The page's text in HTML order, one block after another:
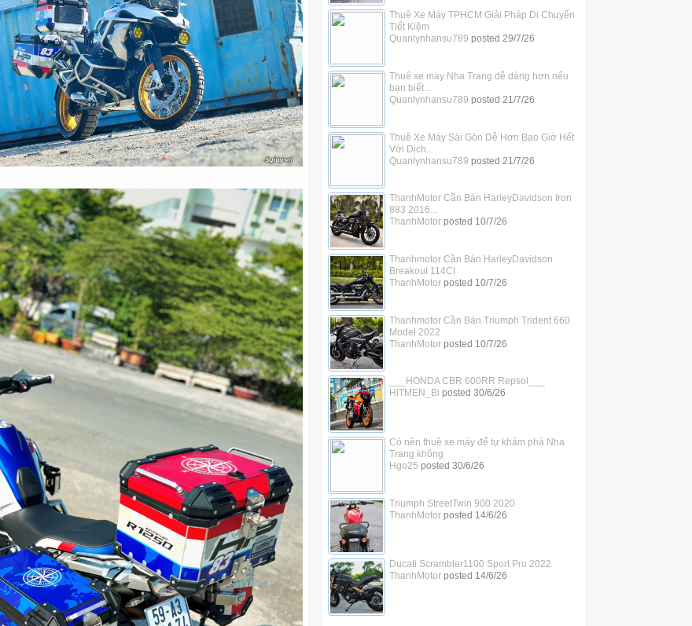
Thuê Xe Máy TPHCM Giải Pháp Di Chuyển
Tiết Kiệm
Quanlynhansu789 posted 29/7/26
Thuê xe máy Nha Trang dễ dàng hơn nếu
bạn biết...
Quanlynhansu789 posted 21/7/26
Thuê Xe Máy Sài Gòn Dễ Hơn Bao Giờ Hết
Với Dịch...
Quanlynhansu789 posted 21/7/26
ThanhMotor Cần Bán HarleyDavidson Iron
883 2016...
ThanhMotorposted 10/7/26
Thanhmotor Cần Bán HarleyDavidson
Breakout 114CI
ThanhMotorposted 10/7/26
Thanhmotor Cần Bán Triumph Trident 660
Model 2022
ThanhMotorposted 10/7/26
___HONDA CBR 600RR Repsol___
HITMEN_Bi posted 30/6/26
Có nên thuê xe máy để tự khám phá Nha
Trang không
Hgo25 posted 30/6/26
Triumph StreetTwin 900 2020
ThanhMotorposted 14/6/26
Ducati Scrambler1100 Sport Pro 2022
ThanhMotorposted 14/6/26